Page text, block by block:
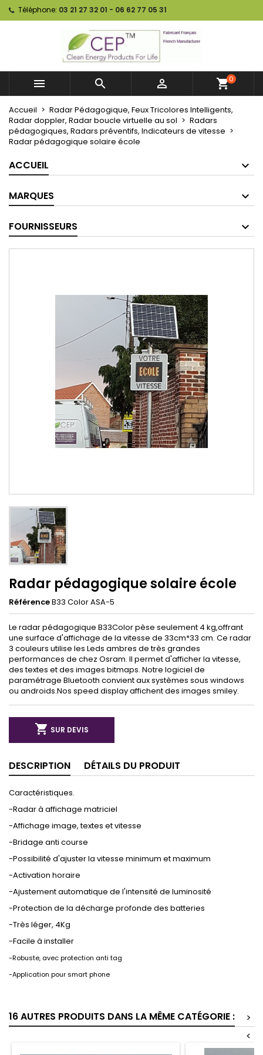
Téléphone: 03 21 27 32 01 - 06 62 77 05 31
   shopping_cart0
Accueil
Radar Pédagogique, Feux Tricolores Intelligents,
Radar doppler, Radar boucle virtuelle au sol
Radars
pédagogiques, Radars préventifs, Indicateurs de vitesse
Radar pédagogique solaire école
ACCUEIL
MARQUES
FOURNISSEURS
Radar pédagogique solaire école
RéférenceB33 Color ASA-5
Le radar pédagogique B33Color pèse seulement 4 kg,offrant
une surface d'affichage de la vitesse de 33cm*33 cm. Ce radar
3 couleurs utilise les Leds ambres de très grandes
performances de chez Osram. Il permet d'afficher la vitesse,
des textes et des images bitmaps. Notre logiciel de
paramétrage Bluetooth convient aux systèmes sous windows
ou androids.Nos speed display affichent des images smiley.
 SUR DEVIS
DESCRIPTION DÉTAILS DU PRODUIT
Caractéristiques.
-Radar à affichage matriciel
-Affichage image, textes et vitesse
-Bridage anti course
-Possibilité d'ajuster la vitesse minimum et maximum
-Activation horaire
-Ajustement automatique de l'intensité de luminosité
-Protection de la décharge profonde des batteries
-Très léger, 4Kg
-Facile à installer
-Robuste, avec protection anti tag
-Application pour smart phone
16 AUTRES PRODUITS DANS LA MÊME CATÉGORIE :
>
<